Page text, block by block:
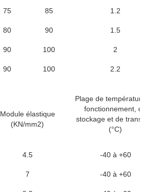
75 85 1.2
80 90 1.5
90 100 2
90 100 2.2
Module élastique
(KN/mm2)
Plage de température
fonctionnement, de
stockage et de
(°C)
4.5 -40 à +60
7 -40 à +60